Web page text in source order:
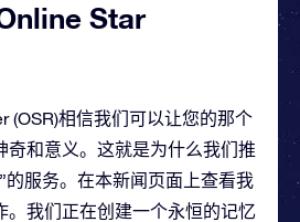
Star
(OSR)相信我们可以让您的那个
奇和意义。这就是为什么我们推
的服务。在本新闻页面上查看我
。我们正在创建一个永恒的记忆